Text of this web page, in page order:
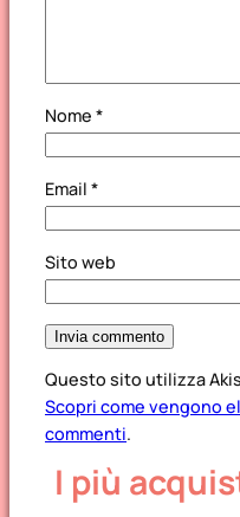
Nome *
Email *
Sito web
Questo sito utilizza
Scopri come vengono
commenti.
I più